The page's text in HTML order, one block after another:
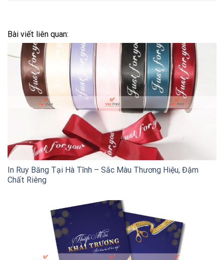
Bài viết liên quan:
In Ruy Băng Tại Hà Tĩnh – Sắc Màu Thương Hiệu, Đậm
Chất Riêng